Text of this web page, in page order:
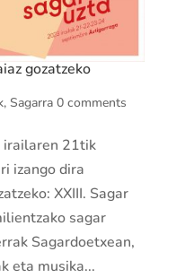
gozatzeko
, Sagarra 0 comments
irailaren 21tik
izango dira
XXIII. Sagar
sagar
Sagardoetxean,
eta musika...